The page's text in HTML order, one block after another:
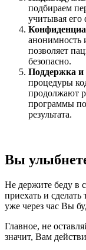
подбираем
учитывая его
анонимность
позволяет
безопасно.
Поддержка и
процедуры
продолжают
программы
результата.
Вы
Не держите беду в
приехать и
уже через час Вы
Главное, не
значит, Вам